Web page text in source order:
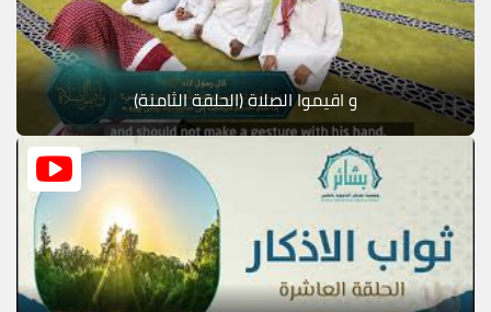
و اقيموا الصلاة (الحلقة الثامنة)